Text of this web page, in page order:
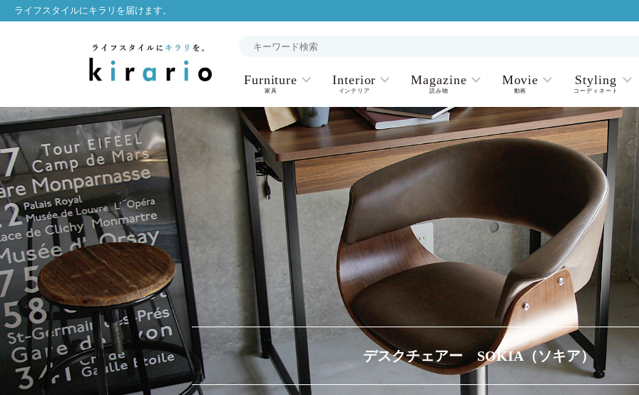
ライフスタイルにキラリを届けます。
Furniture
家具
Interior
インテリア
Magazine
読み物
Movie
動画
Styling
コーディネート